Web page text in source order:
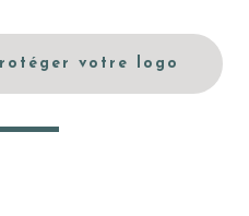
votre logo